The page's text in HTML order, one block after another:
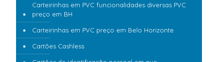
Carteirinhas em PVC funcionalidades diversas PVC
preço em BH
Carteirinhas em PVC preço em Belo Horizonte
Cartões Cashless